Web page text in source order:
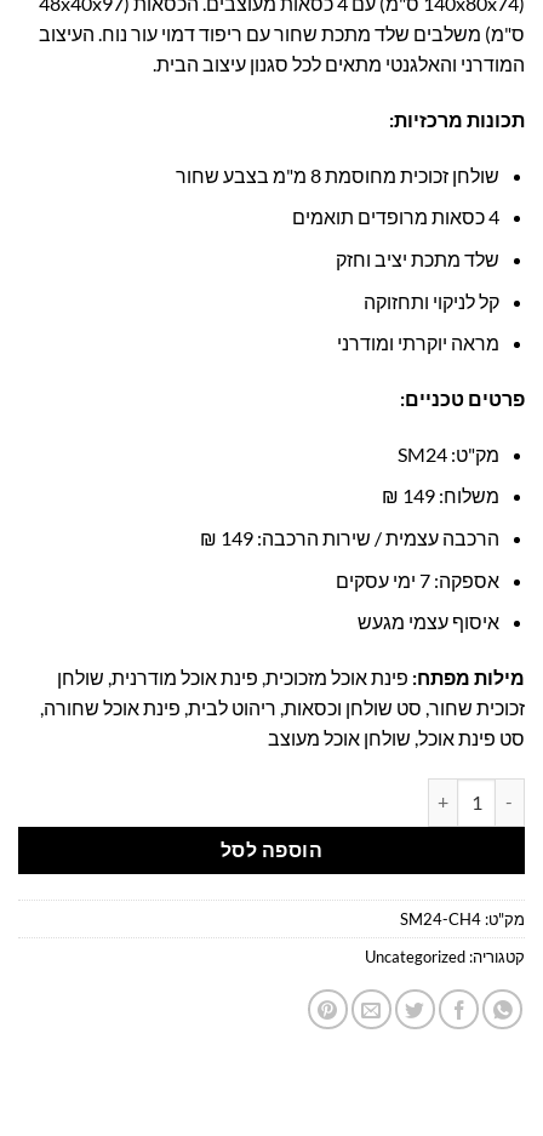
ס"מ) משלבים שלד מתכת שחור עם ריפוד דמוי עור נוח. העיצוב
המודרני והאלגנטי מתאים לכל סגנון עיצוב הבית.
תכונות מרכזיות:
שולחן זכוכית מחוסמת 8 מ"מ בצבע שחור
4 כסאות מרופדים תואמים
שלד מתכת יציב וחזק
קל לניקוי ותחזוקה
מראה יוקרתי ומודרני
פרטים טכניים:
מק"ט: SM24
משלוח: 149 ₪
הרכבה עצמית / שירות הרכבה: 149 ₪
אספקה: 7 ימי עסקים
איסוף עצמי מגעש
מילות מפתח: פינת אוכל מזכוכית, פינת אוכל מודרנית, שולחן
זכוכית שחור, סט שולחן וכסאות, ריהוט לבית, פינת אוכל שחורה,
סט פינת אוכל, שולחן אוכל מעוצב
הוספה לסל
מק"ט: SM24-CH4
קטגוריה: Uncategorized